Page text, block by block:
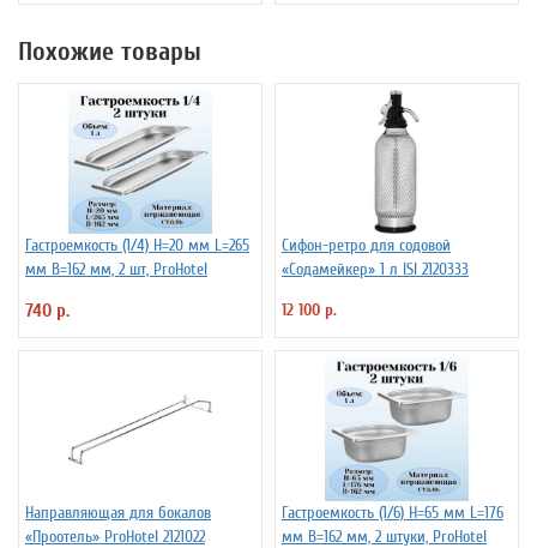
Похожие товары
Гастроемкость (1/4) H=20 мм L=265
мм B=162 мм, 2 шт, ProHotel
740 р.
Сифон-ретро для содовой
«Содамейкер» 1 л ISI 2120333
12 100 р.
Направляющая для бокалов
«Проотель» ProHotel 2121022
Гастроемкость (1/6) H=65 мм L=176
мм B=162 мм, 2 штуки, ProHotel